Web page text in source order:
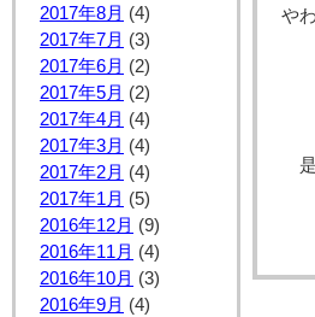
2017年8月 (4)
2017年7月 (3)
2017年6月 (2)
2017年5月 (2)
2017年4月 (4)
2017年3月 (4)
2017年2月 (4)
2017年1月 (5)
2016年12月 (9)
2016年11月 (4)
2016年10月 (3)
2016年9月 (4)
や